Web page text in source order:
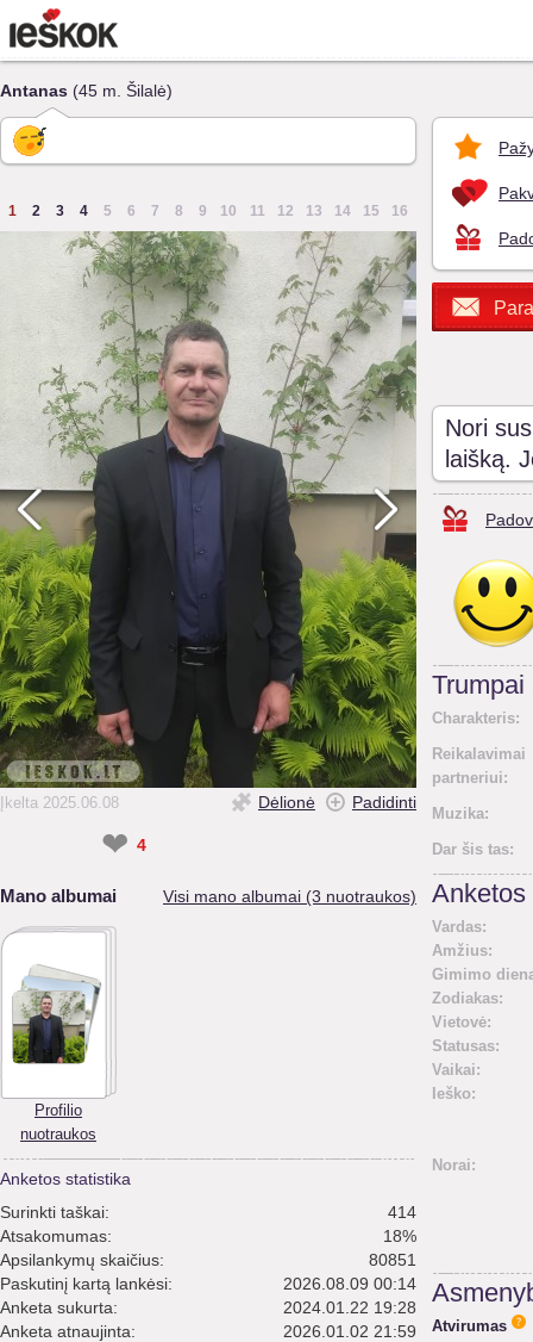
Antanas (45 m. Šilalė)
1 2 3 4 5 6 7 8 9 10 11 12 13 14 15 16
Įkelta 2025.06.08 Dėlionė Padidinti
❤ 4
Mano albumai Visi mano albumai (3 nuotraukos)
Profilio
nuotraukos
Anketos statistika
Surinkti taškai:
414
Atsakomumas:
18%
Apsilankymų skaičius:
80851
Paskutinį kartą lankėsi:
2026.08.09 00:14
Anketa sukurta:
2024.01.22 19:28
Anketa atnaujinta:
2026.01.02 21:59
Nori
laišką.
Trumpai
Charakteris:
Reikalavimai
partneriui:
Muzika:
Dar šis tas:
Anketos
Vardas:
Amžius:
Gimimo
Zodiakas:
Vietovė:
Statusas:
Vaikai:
Ieško:
Norai:
Atvirumas